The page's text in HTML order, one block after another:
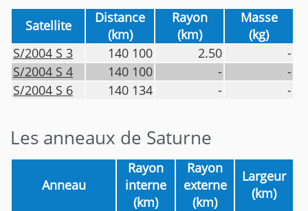
Satellite
Distance
(km)
Rayon
(km)
Masse
(kg)
S/2004 S 3
140 100 2.50
-
S/2004 S 4
140 100 -
-
S/2004 S 6
140 134 - -
Les anneaux de Saturne
Anneau
Rayon
interne
(km)
Rayon
externe
(km)
Largeur
(km)